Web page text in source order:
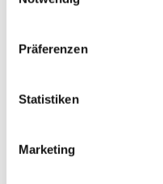
Präferenzen
Statistiken
Marketing
Fernwärme
Kessel
BWW/Solar